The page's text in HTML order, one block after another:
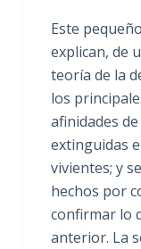
Este
explican, de
teoría de la
los
afinidades
extinguidas
vivientes; y
hechos por
confirmar lo
anterior. La